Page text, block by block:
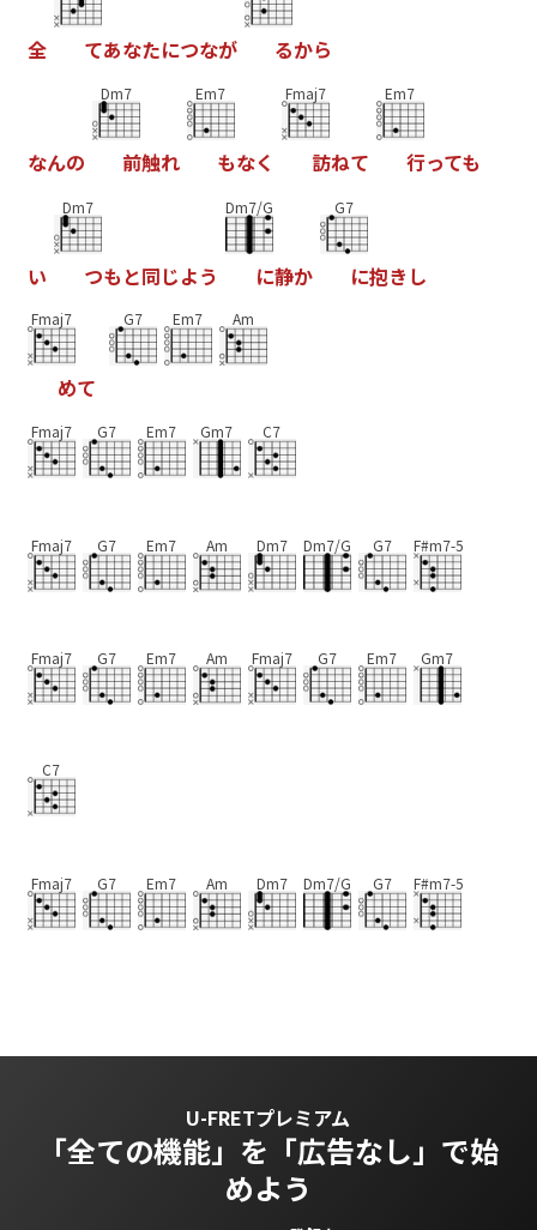
全 てあなたにつなが るから
なんの
Dm7
前触れ
Em7
もなく
Fmaj7
訪ねて
Em7
行っても
い
Dm7
つもと同じよう
Dm7/G
に静か
G7
に抱き し
Fmaj7
めて
G7 Em7 Am
Fmaj7 G7 Em7 Gm7 C7
Fmaj7 G7 Em7 Am Dm7 Dm7/G G7 F#m7-5
Fmaj7 G7 Em7 Am Fmaj7 G7 Em7 Gm7
C7
Fmaj7 G7 Em7 Am Dm7 Dm7/G G7 F#m7-5
U-FRETプレミアム
「全ての機能」を 「広告なし」で始
めよう